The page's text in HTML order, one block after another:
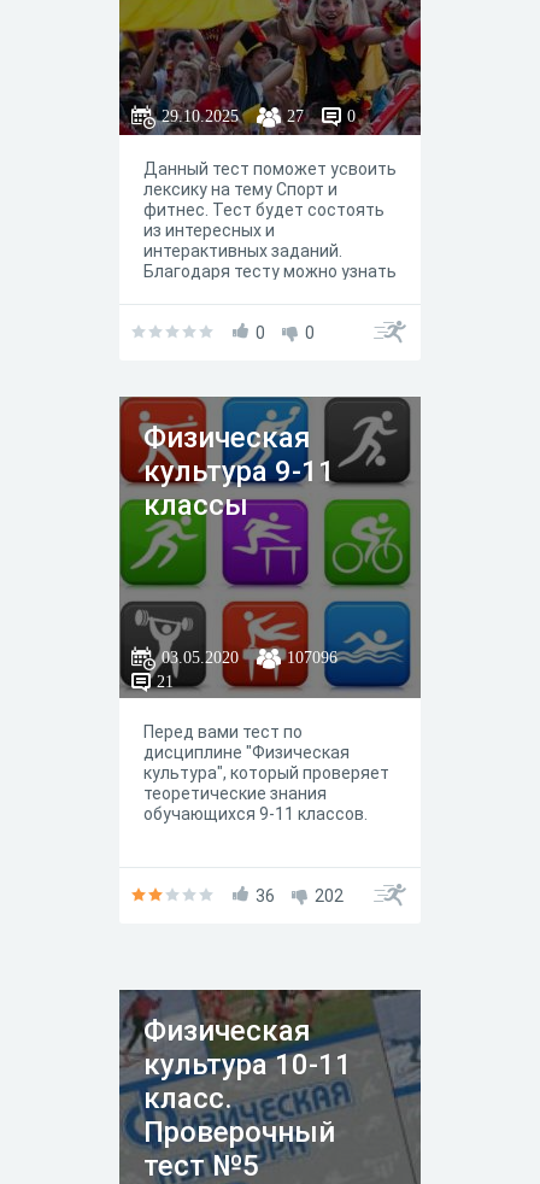
29.10.2025 27 0
Данный тест поможет усвоить
лексику на тему Спорт и
фитнес. Тест будет состоять
из интересных и
интерактивных заданий.
Благодаря тесту можно узнать
0 0
Физическая
культура 9-11
классы
03.05.2020
107096
21
Перед вами тест по
дисциплине "Физическая
культура", который проверяет
теоретические знания
обучающихся 9-11 классов.
36 202
Физическая
культура 10-11
класс.
Проверочный
тест №5